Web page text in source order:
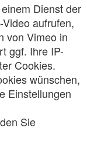
Dienst der
aufrufen,
von Vimeo in
ggf. Ihre IP-
Cookies.
wünschen,
Einstellungen
Sie